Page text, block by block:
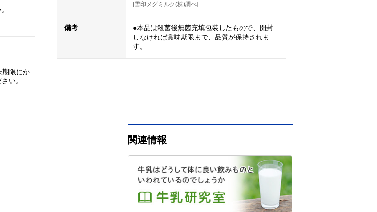
期限にか
い。
[雪印メグミルク(株)調べ]
備考
●本品は殺菌後無菌充填包装したもので、開封
しなければ賞味期限まで、品質が保持されま
す。
関連情報